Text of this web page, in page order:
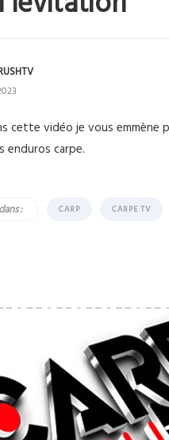
cette vidéo je vous emmène
enduros carpe.
: CARP CARPE TV